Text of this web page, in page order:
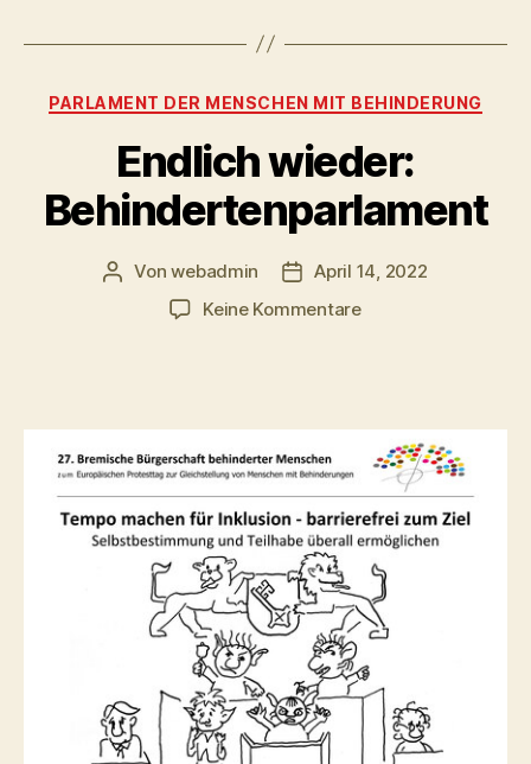
Kategorien
PARLAMENT DER MENSCHEN MIT BEHINDERUNG
Endlich wieder:
Behindertenparlament
Beitragsautor
Vonwebadmin Beitragsdatum
April 14, 2022
Keine Kommentarezu